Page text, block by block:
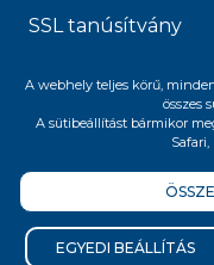
SSL tanúsítvány
A webhely teljes körű,
összes
A sütibeállítást bármikor
EGYEDI BEÁLLÍTÁS